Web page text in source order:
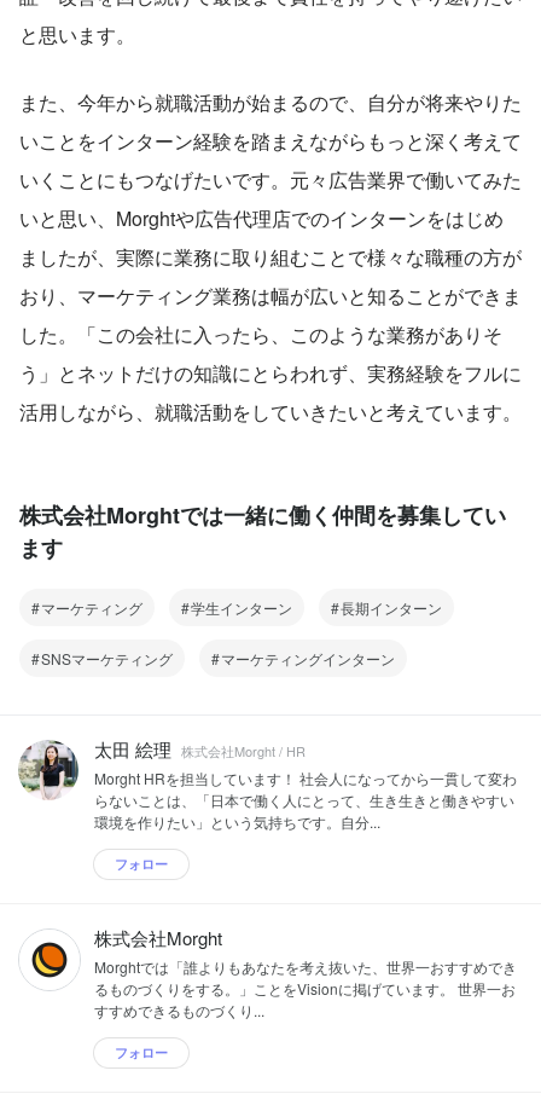
と思います。
また、今年から就職活動が始まるので、自分が将来やりた
いことをインターン経験を踏まえながらもっと深く考えて
いくことにもつなげたいです。元々広告業界で働いてみた
いと思い、Morghtや広告代理店でのインターンをはじめ
ましたが、実際に業務に取り組むことで様々な職種の方が
おり、マーケティング業務は幅が広いと知ることができま
した。「この会社に入ったら、このような業務がありそ
う」とネットだけの知識にとらわれず、実務経験をフルに
活用しながら、就職活動をしていきたいと考えています。
株式会社Morghtでは一緒に働く仲間を募集してい
ます
マーケティング 学生インターン 長期インターン
SNSマーケティング マーケティングインターン
太田 絵理 株式会社Morght / HR
Morght HRを担当しています！ 社会人になってから一貫して変わ
らないことは、「日本で働く人にとって、生き生きと働きやすい
環境を作りたい」という気持ちです。自分...
フォロー
株式会社Morght
Morghtでは「誰よりもあなたを考え抜いた、世界一おすすめでき
るものづくりをする。」ことをVisionに掲げています。 世界一お
すすめできるものづくり...
フォロー